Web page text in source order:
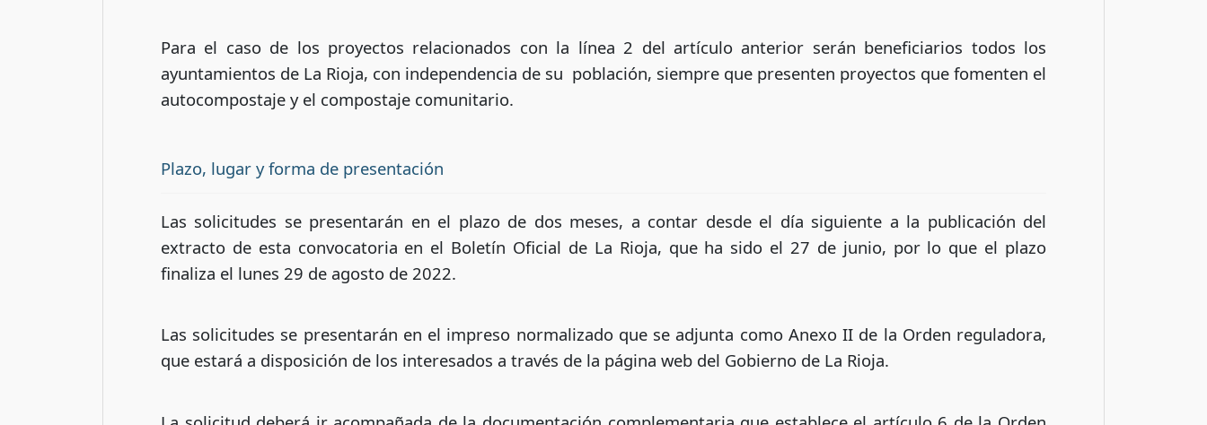
Para el caso de los proyectos relacionados con la línea 2 del artículo anterior serán beneficiarios todos los
ayuntamientos de La Rioja, con independencia de su población, siempre que presenten proyectos que fomenten el
autocompostaje y el compostaje comunitario.
Plazo, lugar y forma de presentación
Las solicitudes se presentarán en el plazo de dos meses, a contar desde el día siguiente a la publicación del
extracto de esta convocatoria en el Boletín Oficial de La Rioja, que ha sido el 27 de junio, por lo que el plazo
finaliza el lunes 29 de agosto de 2022.
Las solicitudes se presentarán en el impreso normalizado que se adjunta como Anexo II de la Orden reguladora,
que estará a disposición de los interesados a través de la página web del Gobierno de La Rioja.